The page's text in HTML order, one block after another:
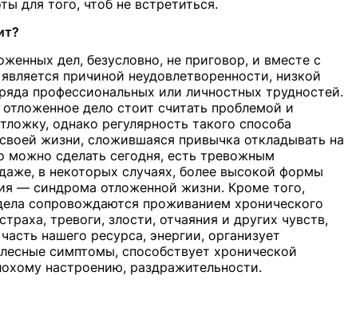
для того, чтоб не встретиться.
дел, безусловно, не приговор, и вместе с
причиной неудовлетворенности, низкой
профессиональных или личностных трудностей.
дело стоит считать проблемой и
однако регулярность такого способа
жизни, сложившаяся привычка откладывать на
можно сделать сегодня, есть тревожным
в некоторых случаях, более высокой формы
— синдрома отложенной жизни. Кроме того,
сопровождаются проживанием хронического
тревоги, злости, отчаяния и других чувств,
нашего ресурса, энергии, организует
симптомы, способствует хронической
настроению, раздражительности.